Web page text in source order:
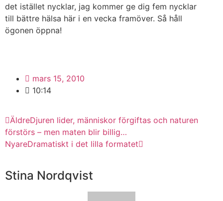
det istället nycklar, jag kommer ge dig fem nycklar
till bättre hälsa här i en vecka framöver. Så håll
ögonen öppna!
mars 15, 2010
10:14
ÄldreDjuren lider, människor förgiftas och naturen
förstörs – men maten blir billig…
NyareDramatiskt i det lilla formatet
Stina Nordqvist